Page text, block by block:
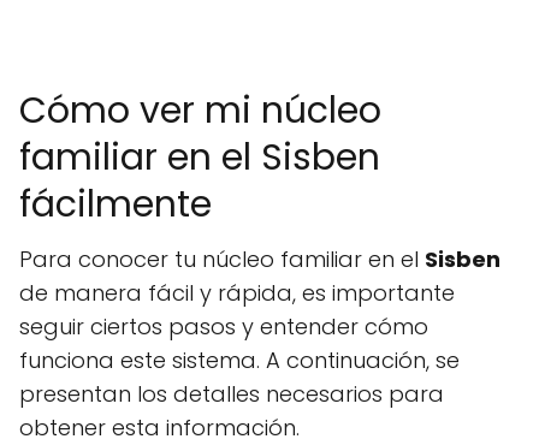
Cómo ver mi núcleo
familiar en el Sisben
fácilmente
Para conocer tu núcleo familiar en el Sisben
de manera fácil y rápida, es importante
seguir ciertos pasos y entender cómo
funciona este sistema. A continuación, se
presentan los detalles necesarios para
obtener esta información.